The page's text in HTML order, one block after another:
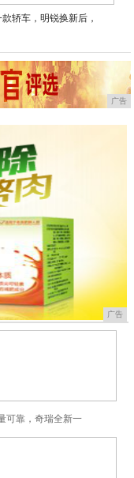
轿车，明锐换新后，
广告
广告
可靠，奇瑞全新一